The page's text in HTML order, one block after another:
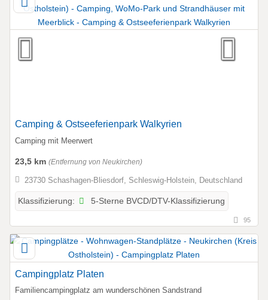
Camping & Ostseeferienpark Walkyrien
Camping mit Meerwert
23,5 km (Entfernung von Neukirchen)
23730 Schashagen-Bliesdorf, Schleswig-Holstein, Deutschland
Klassifizierung: 5-Sterne BVCD/DTV-Klassifizierung
95
Campingplatz Platen
Familiencampingplatz am wunderschönen Sandstrand